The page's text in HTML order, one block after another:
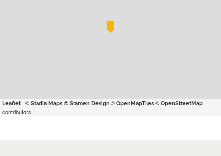
Leaflet | © Stadia Maps © Stamen Design © OpenMapTiles © OpenStreetMap
contributors